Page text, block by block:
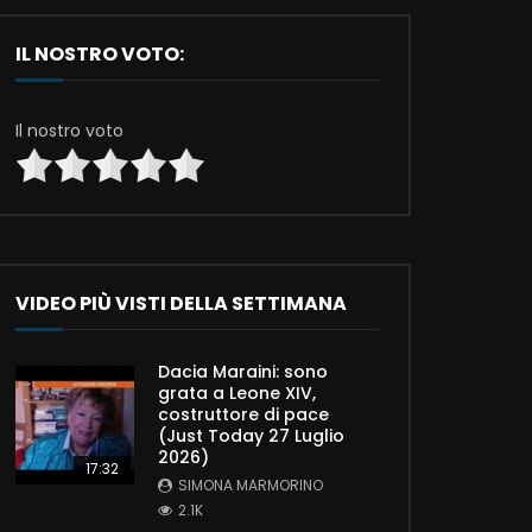
IL NOSTRO VOTO:
Il nostro voto
VIDEO PIÙ VISTI DELLA SETTIMANA
17:32
Dacia Maraini: sono
grata a Leone XIV,
costruttore di pace
(Just Today 27 Luglio
2026)
SIMONA MARMORINO
2.1K